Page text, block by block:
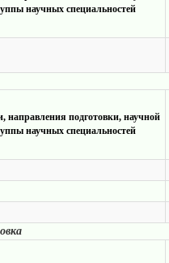
научных специальностей
направления подготовки, научной
научных специальностей